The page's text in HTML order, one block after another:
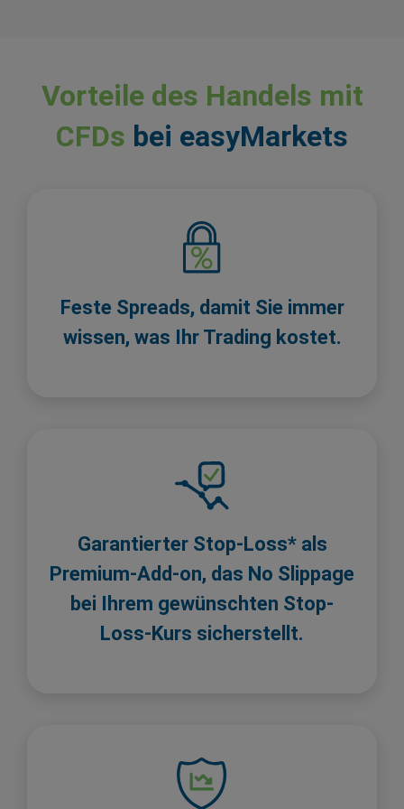
Vorteile des Handels mit
CFDs bei easyMarkets
Feste Spreads, damit Sie immer
wissen, was Ihr Trading kostet.
Garantierter Stop-Loss* als
Premium-Add-on, das No Slippage
bei Ihrem gewünschten Stop-
Loss-Kurs sicherstellt.